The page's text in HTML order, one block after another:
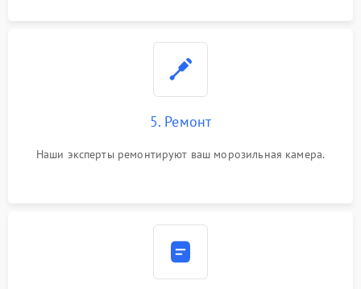
5. Ремонт
Наши эксперты ремонтируют ваш морозильная камера.